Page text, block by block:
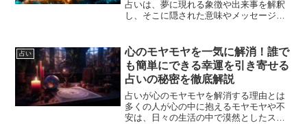
占いは、夢に現れる象徴や出来事を解釈
し、そこに隠された意味やメッセージを
の心理状態や未来の予兆を探る手段とし
て用いられてきました。...
占い
心のモヤモヤを一気に解消！誰で
も簡単にできる幸運を引き寄せる
占いの秘密を徹底解説
占いが心のモヤモヤを解消する理由とは
多くの人が心の中に抱えるモヤモヤや不
安は、日々の生活の中で漠然としたスト